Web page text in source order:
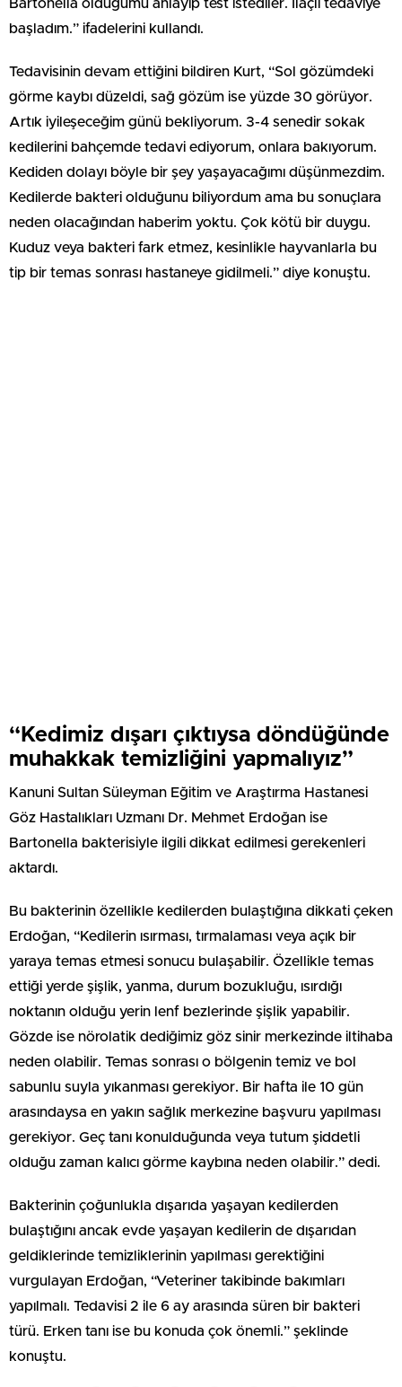
Bartonella olduğumu anlayıp test istediler. İlaçlı tedaviye
başladım.” ifadelerini kullandı.
Tedavisinin devam ettiğini bildiren Kurt, “Sol gözümdeki
görme kaybı düzeldi, sağ gözüm ise yüzde 30 görüyor.
Artık iyileşeceğim günü bekliyorum. 3-4 senedir sokak
kedilerini bahçemde tedavi ediyorum, onlara bakıyorum.
Kediden dolayı böyle bir şey yaşayacağımı düşünmezdim.
Kedilerde bakteri olduğunu biliyordum ama bu sonuçlara
neden olacağından haberim yoktu. Çok kötü bir duygu.
Kuduz veya bakteri fark etmez, kesinlikle hayvanlarla bu
tip bir temas sonrası hastaneye gidilmeli.” diye konuştu.
“Kedimiz dışarı çıktıysa döndüğünde
muhakkak temizliğini yapmalıyız”
Kanuni Sultan Süleyman Eğitim ve Araştırma Hastanesi
Göz Hastalıkları Uzmanı Dr. Mehmet Erdoğan ise
Bartonella bakterisiyle ilgili dikkat edilmesi gerekenleri
aktardı.
Bu bakterinin özellikle kedilerden bulaştığına dikkati çeken
Erdoğan, “Kedilerin ısırması, tırmalaması veya açık bir
yaraya temas etmesi sonucu bulaşabilir. Özellikle temas
ettiği yerde şişlik, yanma, durum bozukluğu, ısırdığı
noktanın olduğu yerin lenf bezlerinde şişlik yapabilir.
Gözde ise nörolatik dediğimiz göz sinir merkezinde iltihaba
neden olabilir. Temas sonrası o bölgenin temiz ve bol
sabunlu suyla yıkanması gerekiyor. Bir hafta ile 10 gün
arasındaysa en yakın sağlık merkezine başvuru yapılması
gerekiyor. Geç tanı konulduğunda veya tutum şiddetli
olduğu zaman kalıcı görme kaybına neden olabilir.” dedi.
Bakterinin çoğunlukla dışarıda yaşayan kedilerden
bulaştığını ancak evde yaşayan kedilerin de dışarıdan
geldiklerinde temizliklerinin yapılması gerektiğini
vurgulayan Erdoğan, “Veteriner takibinde bakımları
yapılmalı. Tedavisi 2 ile 6 ay arasında süren bir bakteri
türü. Erken tanı ise bu konuda çok önemli.” şeklinde
konuştu.